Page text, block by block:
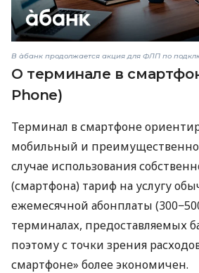
В àбанк продолжается акция для ФЛП по
О терминале в
Phone)
Терминал в смартфоне
мобильный и
случае использования
(смартфона) тариф на услугу
ежемесячной абонплаты
терминалах, предоставляемых
поэтому с точки зрения
смартфоне» более экономичен.